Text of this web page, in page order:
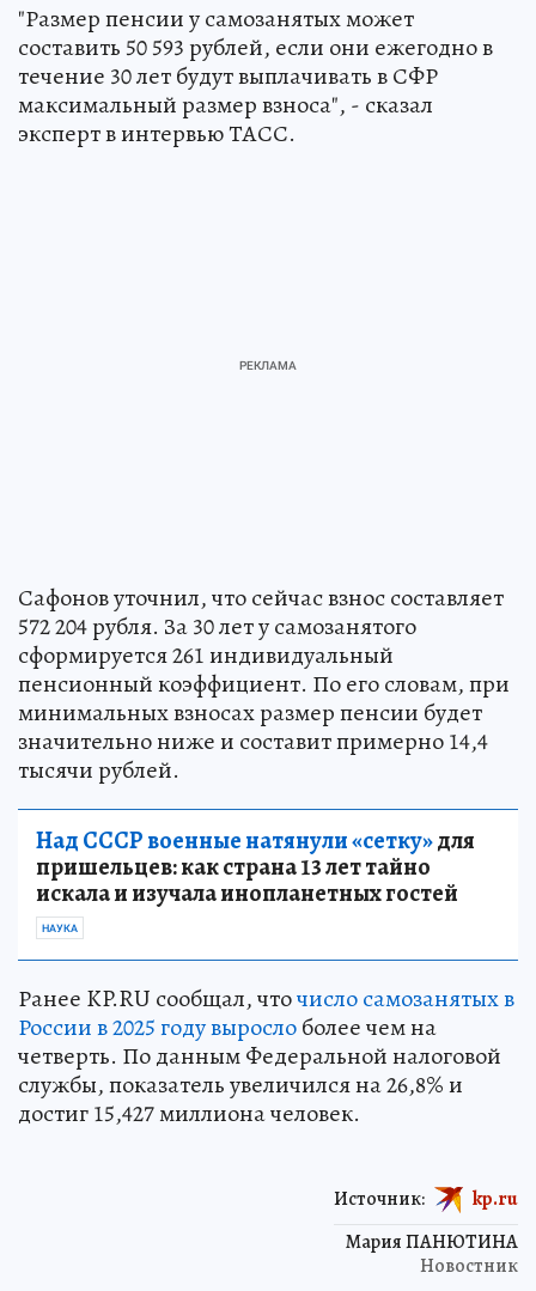
"Размер пенсии у самозанятых может
составить 50 593 рублей, если они ежегодно в
течение 30 лет будут выплачивать в СФР
максимальный размер взноса", - сказал
эксперт в интервью ТАСС.
Сафонов уточнил, что сейчас взнос составляет
572 204 рубля. За 30 лет у самозанятого
сформируется 261 индивидуальный
пенсионный коэффициент. По его словам, при
минимальных взносах размер пенсии будет
значительно ниже и составит примерно 14,4
тысячи рублей.
Над СССР военные натянули «сетку»для
пришельцев: как страна 13 лет тайно
искала и изучала инопланетных гостей
НАУКА
Ранее KP.RU сообщал, чточисло самозанятых в
России в 2025 году вырослоболее чем на
четверть. По данным Федеральной налоговой
службы, показатель увеличился на 26,8% и
достиг 15,427 миллиона человек.
Мария ПАНЮТИНА
Новостник
Источник: kp.ru